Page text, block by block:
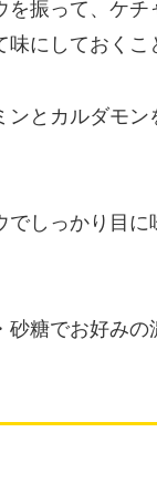
振って、ケ
にしておくこ
とカルダモン
しっかり目に
糖でお好みの